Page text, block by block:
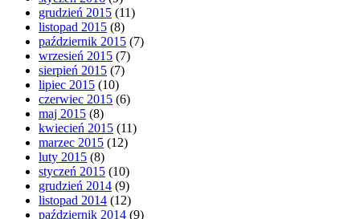
grudzień 2015 (11)
listopad 2015 (8)
październik 2015 (7)
wrzesień 2015 (7)
sierpień 2015 (7)
lipiec 2015 (10)
czerwiec 2015 (6)
maj 2015 (8)
kwiecień 2015 (11)
marzec 2015 (12)
luty 2015 (8)
styczeń 2015 (10)
grudzień 2014 (9)
listopad 2014 (12)
październik 2014 (9)